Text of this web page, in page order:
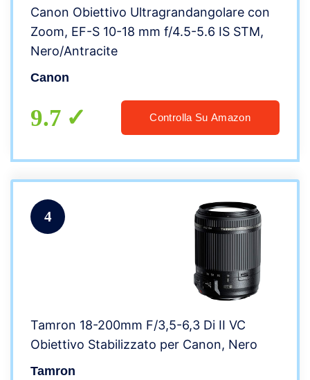
Canon Obiettivo Ultragrandangolare con
Zoom, EF-S 10-18 mm f/4.5-5.6 IS STM,
Nero/Antracite
Canon
9.7 Controlla Su Amazon
4
Tamron 18-200mm F/3,5-6,3 Di II VC
Obiettivo Stabilizzato per Canon, Nero
Tamron